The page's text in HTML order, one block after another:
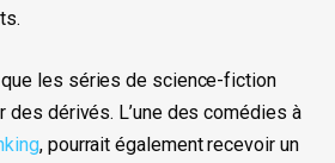
les séries de science-fiction
des dérivés. L’une des comédies à
, pourrait également recevoir un